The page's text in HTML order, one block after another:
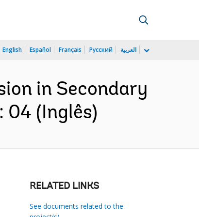
English Español Français Русский العربية
in Secondary
04 (Inglês)
RELATED LINKS
See documents related to the